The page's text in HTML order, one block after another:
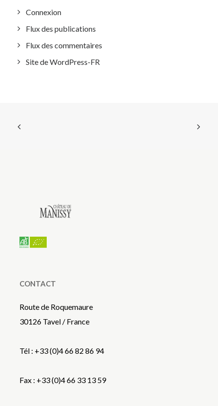
Connexion
Flux des publications
Flux des commentaires
Site de WordPress-FR
CONTACT
Route de Roquemaure
30126 Tavel / France
Tél : +33 (0)4 66 82 86 94
Fax : +33 (0)4 66 33 13 59